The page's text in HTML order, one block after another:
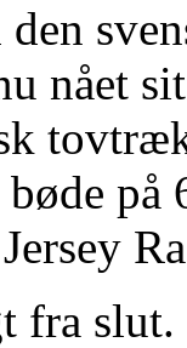
nået
fra slut.